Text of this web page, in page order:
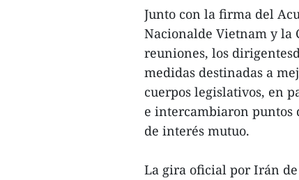
Junto con la firma del
Nacionalde Vietnam y la
reuniones, los
medidas destinadas a
cuerpos legislativos, en
e intercambiaron puntos
de interés mutuo.
La gira oficial por Irán